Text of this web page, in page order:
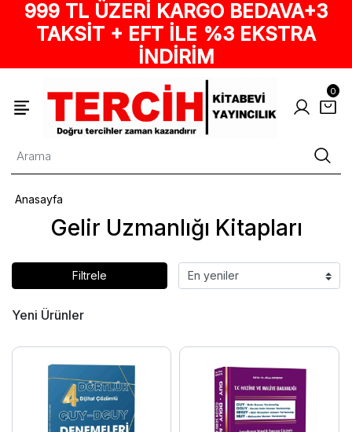
999 TL ÜZERİ KARGO BEDAVA+3
TAKSİT + EFT İLE %3 EKSTRA
İNDİRİM
0
Gelir Uzmanlığı Kitapları
Anasayfa
Filtrele
Yeni Ürünler